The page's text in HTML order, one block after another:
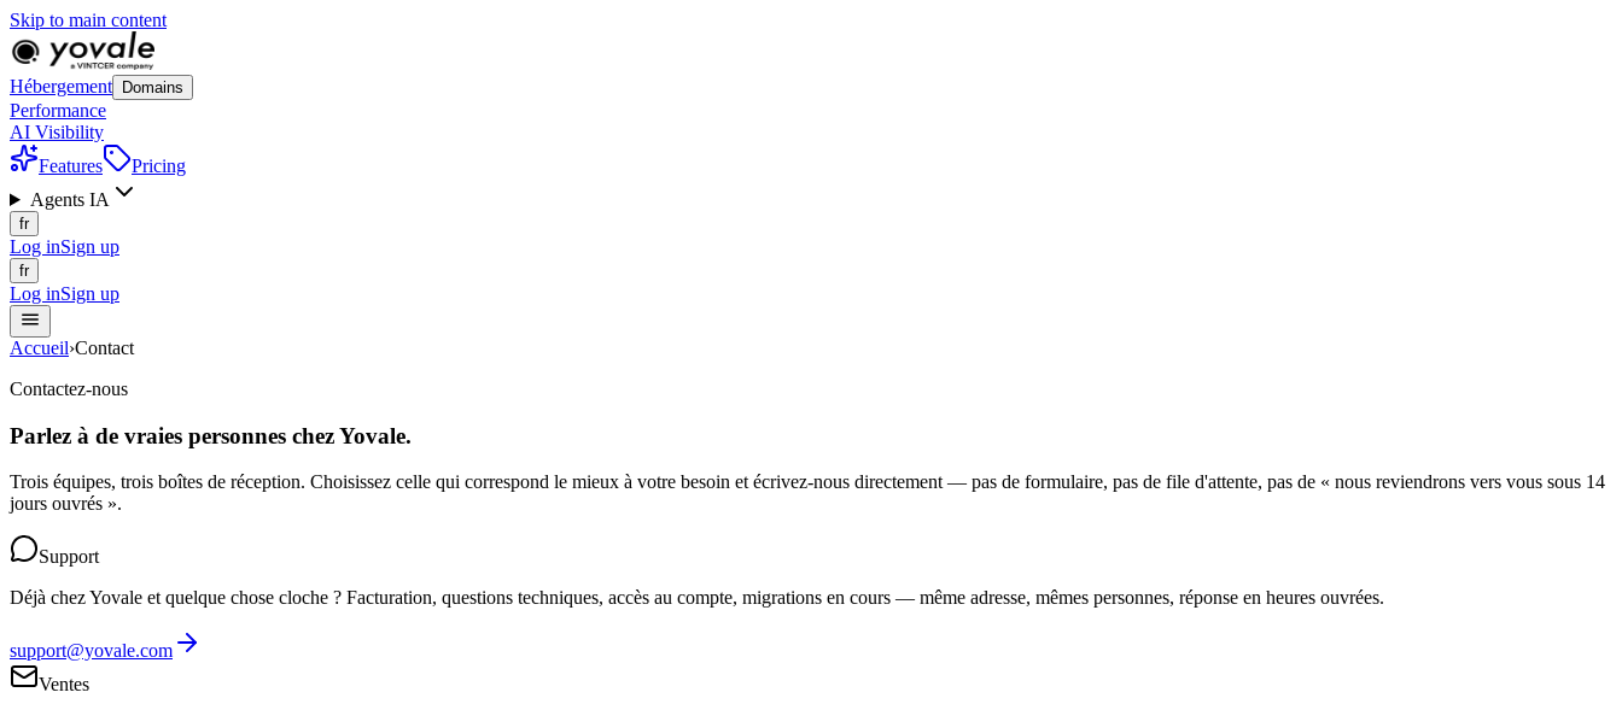
Skip to main content
Hébergement Domains
Performance
AI Visibility
Features
Pricing
Agents IA
fr
Log inSign up
fr
Log inSign up
Accueil›Contact
Contactez-nous
Parlez à de vraies personnes chez Yovale.
Trois équipes, trois boîtes de réception. Choisissez celle qui correspond le mieux à votre besoin et écrivez-nous directement — pas de formulaire, pas de file d'attente, pas de « nous reviendrons vers vous sous 14
jours ouvrés ».
Support
Déjà chez Yovale et quelque chose cloche ? Facturation, questions techniques, accès au compte, migrations en cours — même adresse, mêmes personnes, réponse en heures ouvrées.
support@yovale.com
Ventes